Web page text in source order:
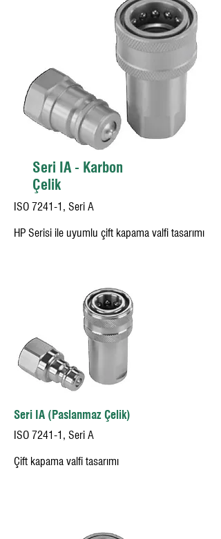
Seri IA - Karbon
Çelik
ISO 7241-1, Seri A
HP Serisi ile uyumlu çift kapama valfi tasarımı
Seri IA (Paslanmaz Çelik)
ISO 7241-1, Seri A
Çift kapama valfi tasarımı